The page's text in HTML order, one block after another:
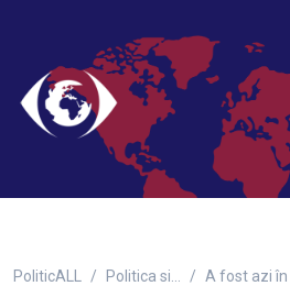
PoliticALL Politica si… A fost azi